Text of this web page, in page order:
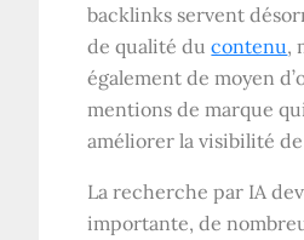
backlinks servent
de qualité ducontenu,
également de moyen
mentions de marque
améliorer la visibilité
La recherche par IA
importante, de